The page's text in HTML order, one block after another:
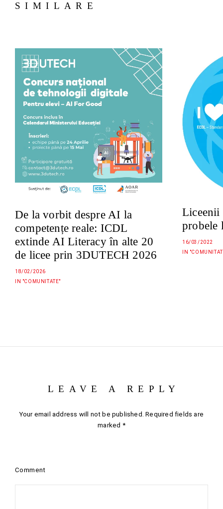
SIMILARE
De la vorbit despre AI la
competențe reale: ICDL
extinde AI Literacy în alte 20
de licee prin 3DUTECH 2026
18/02/2026
IN "COMUNITATE"
Liceenii
probele
16/03/2022
IN
LEAVE A REPLY
Your email address will not be published. Required fields are
marked *
Comment